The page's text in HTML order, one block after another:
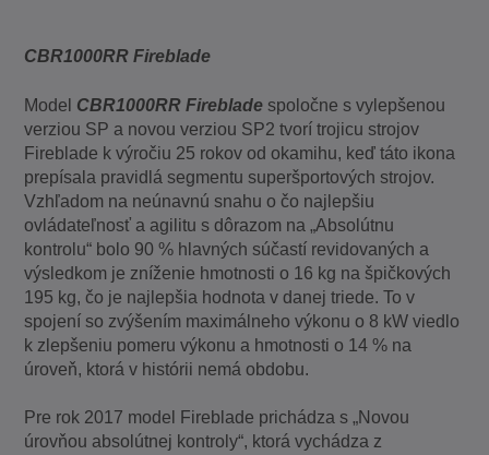
CBR1000RR Fireblade
Model CBR1000RR Fireblade spoločne s vylepšenou
verziou SP a novou verziou SP2 tvorí trojicu strojov
Fireblade k výročiu 25 rokov od okamihu, keď táto ikona
prepísala pravidlá segmentu superšportových strojov.
Vzhľadom na neúnavnú snahu o čo najlepšiu
ovládateľnosť a agilitu s dôrazom na „Absolútnu
kontrolu“ bolo 90 % hlavných súčastí revidovaných a
výsledkom je zníženie hmotnosti o 16 kg na špičkových
195 kg, čo je najlepšia hodnota v danej triede. To v
spojení so zvýšením maximálneho výkonu o 8 kW viedlo
k zlepšeniu pomeru výkonu a hmotnosti o 14 % na
úroveň, ktorá v histórii nemá obdobu.
Pre rok 2017 model Fireblade prichádza s „Novou
úrovňou absolútnej kontroly“, ktorá vychádza z